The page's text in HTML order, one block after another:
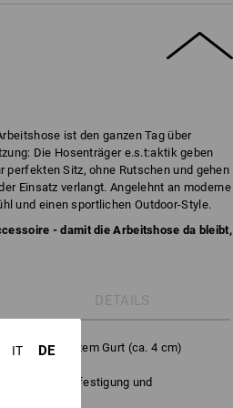
ist den ganzen Tag über
Die Hosenträger e.s.t:aktik geben
perfekten Sitz, ohne Rutschen und gehen
Einsatz verlangt. Angelehnt an moderne
und einen sportlichen Outdoor-Style.
- damit die Arbeitshose da bleibt,
DETAILS
mit breitem Gurt (ca. 4 cm)
zur Bundbefestigung und
IT DE